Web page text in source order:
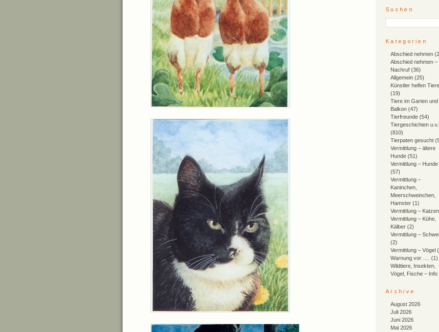
Suchen
Kategorien
Abschied nehmen
Abschied nehmen –
Nachruf (36)
Allgemein (25)
Künstler helfen
(19)
Tiere im Garten und
Balkon (47)
Tierfreunde (54)
Tiergeschichten
(810)
Tierpaten gesucht
Vermittlung – ältere
Hunde (51)
Vermittlung – Hunde
(57)
Vermittlung –
Kaninchen,
Meerschweinchen,
Hamster (1)
Vermittlung – Katzen
Vermittlung – Kühe,
Kälber (2)
Vermittlung –
(2)
Vermittlung – Vögel
Warnung vor ….
(1)
Wildtiere, Insekten,
Vögel, Fische – Info
Archive
August 2026
Juli 2026
Juni 2026
Mai 2026